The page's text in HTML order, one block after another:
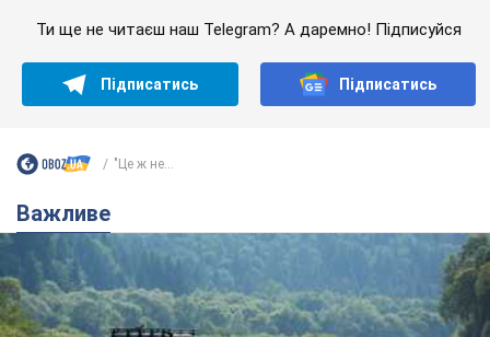
Ти ще не читаєш наш Telegram? А даремно! Підписуйся
Підписатись Підписатись
"Це ж не...
Важливе